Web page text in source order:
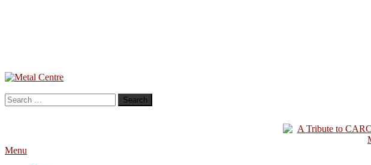
Skip
Content
Metal Centre
Mailorder & Webzine
Search
for:
Menu